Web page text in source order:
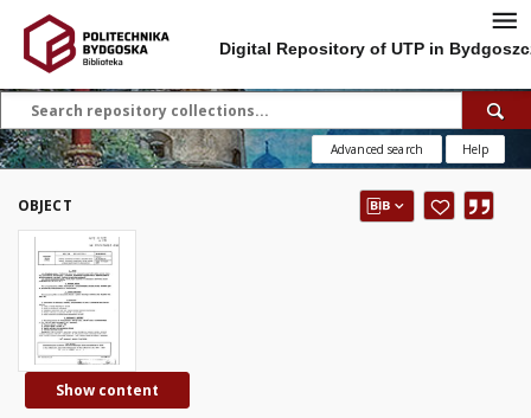
Digital Repository of UTP in
Advanced search Help
OBJECT
Show content